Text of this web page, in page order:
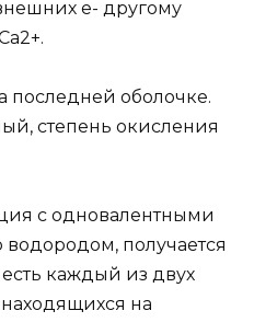
e- другому
последней оболочке.
степень окисления
с одновалентными
получается
каждый из двух
на